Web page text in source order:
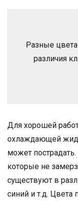
Разные
различия
Для хорошей
охлаждающей
может
которые не
существуют в
синий и т.д. Цвета